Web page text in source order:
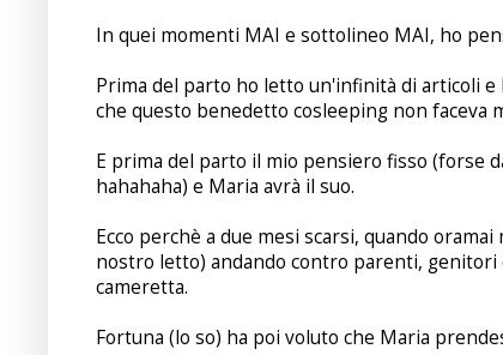
In quei momenti MAI e sottolineo MAI, ho
Prima del parto ho letto un'infinità di articoli
che questo benedetto cosleeping non faceva
E prima del parto il mio pensiero fisso (forse
hahahaha) e Maria avrà il suo.
Ecco perchè a due mesi scarsi, quando
nostro letto) andando contro parenti, genitori
cameretta.
Fortuna (lo so) ha poi voluto che Maria